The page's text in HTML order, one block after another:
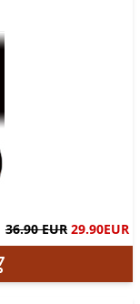
36.90 EUR 29.90EUR